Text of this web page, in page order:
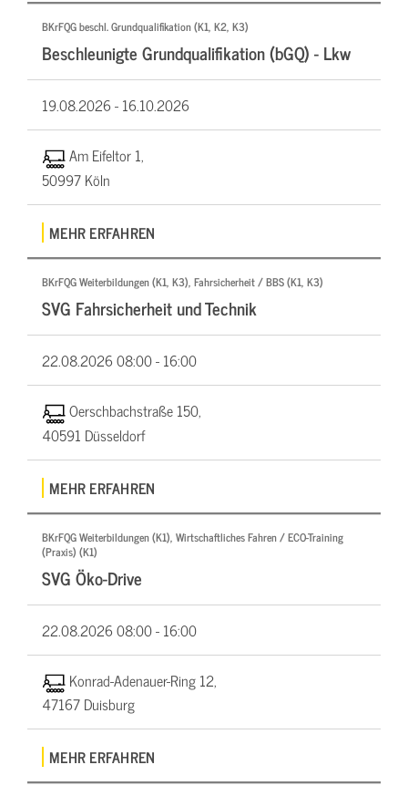
BKrFQG beschl. Grundqualifikation (K1, K2, K3)
Beschleunigte Grundqualifikation (bGQ) - Lkw
19.08.2026 -16.10.2026
Am Eifeltor 1,
50997 Köln
MEHR ERFAHREN
BKrFQG Weiterbildungen (K1, K3), Fahrsicherheit / BBS (K1, K3)
SVG Fahrsicherheit und Technik
22.08.202608:00 - 16:00
Oerschbachstraße 150,
40591 Düsseldorf
MEHR ERFAHREN
BKrFQG Weiterbildungen (K1), Wirtschaftliches Fahren / ECO-Training
(Praxis) (K1)
SVG Öko-Drive
22.08.202608:00 - 16:00
Konrad-Adenauer-Ring 12,
47167 Duisburg
MEHR ERFAHREN